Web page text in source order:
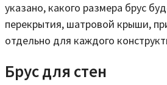
указано, какого размера брус
перекрытия, шатровой крыши,
отдельно для каждого
Брус для стен